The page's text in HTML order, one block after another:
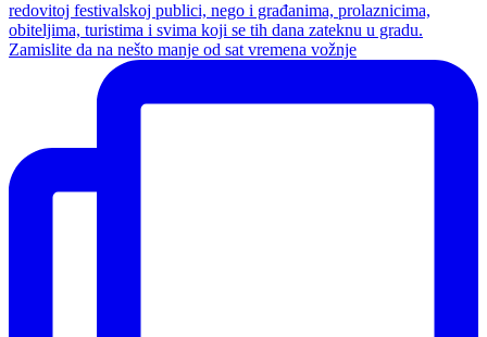
Zamislite da na nešto manje od sat vremena vožnje